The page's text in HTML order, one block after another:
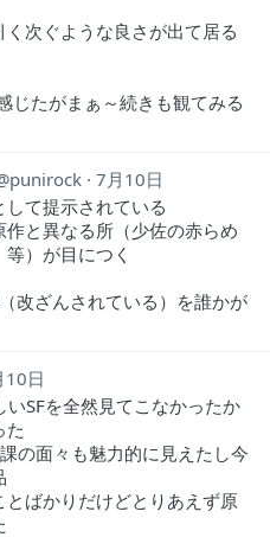
次ぐような良さが出て居る
じたがまぁ～続きも観てみる
punirock 7月10日
して提示されている
作と異なる所（少佐の赤らめ
）が目につく
改ざんされている）を誰かが
10日
いSFを全然見てこなかったか
た
の面々も魅力的に見えたし今
とばかりだけどとりあえず原